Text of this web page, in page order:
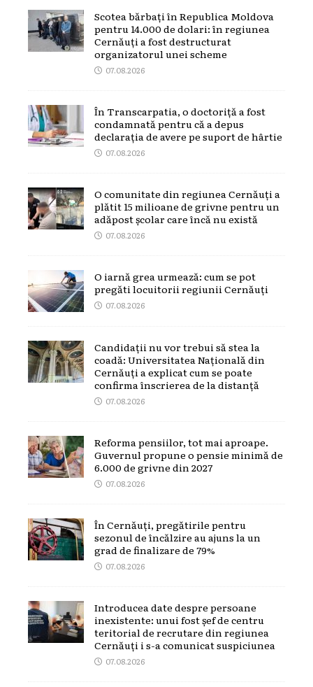
Scotea bărbați în Republica Moldova
pentru 14.000 de dolari: în regiunea
Cernăuți a fost destructurat
organizatorul unei scheme
07.08.2026
În Transcarpatia, o doctoriță a fost
condamnată pentru că a depus
declarația de avere pe suport de hârtie
07.08.2026
O comunitate din regiunea Cernăuți a
plătit 15 milioane de grivne pentru un
adăpost școlar care încă nu există
07.08.2026
O iarnă grea urmează: cum se pot
pregăti locuitorii regiunii Cernăuți
07.08.2026
Candidații nu vor trebui să stea la
coadă: Universitatea Națională din
Cernăuți a explicat cum se poate
confirma înscrierea de la distanță
07.08.2026
Reforma pensiilor, tot mai aproape.
Guvernul propune o pensie minimă de
6.000 de grivne din 2027
07.08.2026
În Cernăuți, pregătirile pentru
sezonul de încălzire au ajuns la un
grad de finalizare de 79%
07.08.2026
Introducea date despre persoane
inexistente: unui fost șef de centru
teritorial de recrutare din regiunea
Cernăuți i s-a comunicat suspiciunea
07.08.2026